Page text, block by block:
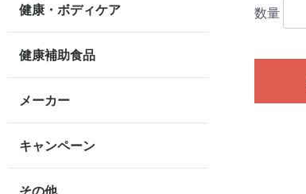
健康・ボディケア
健康補助食品
メーカー
キャンペーン
数量